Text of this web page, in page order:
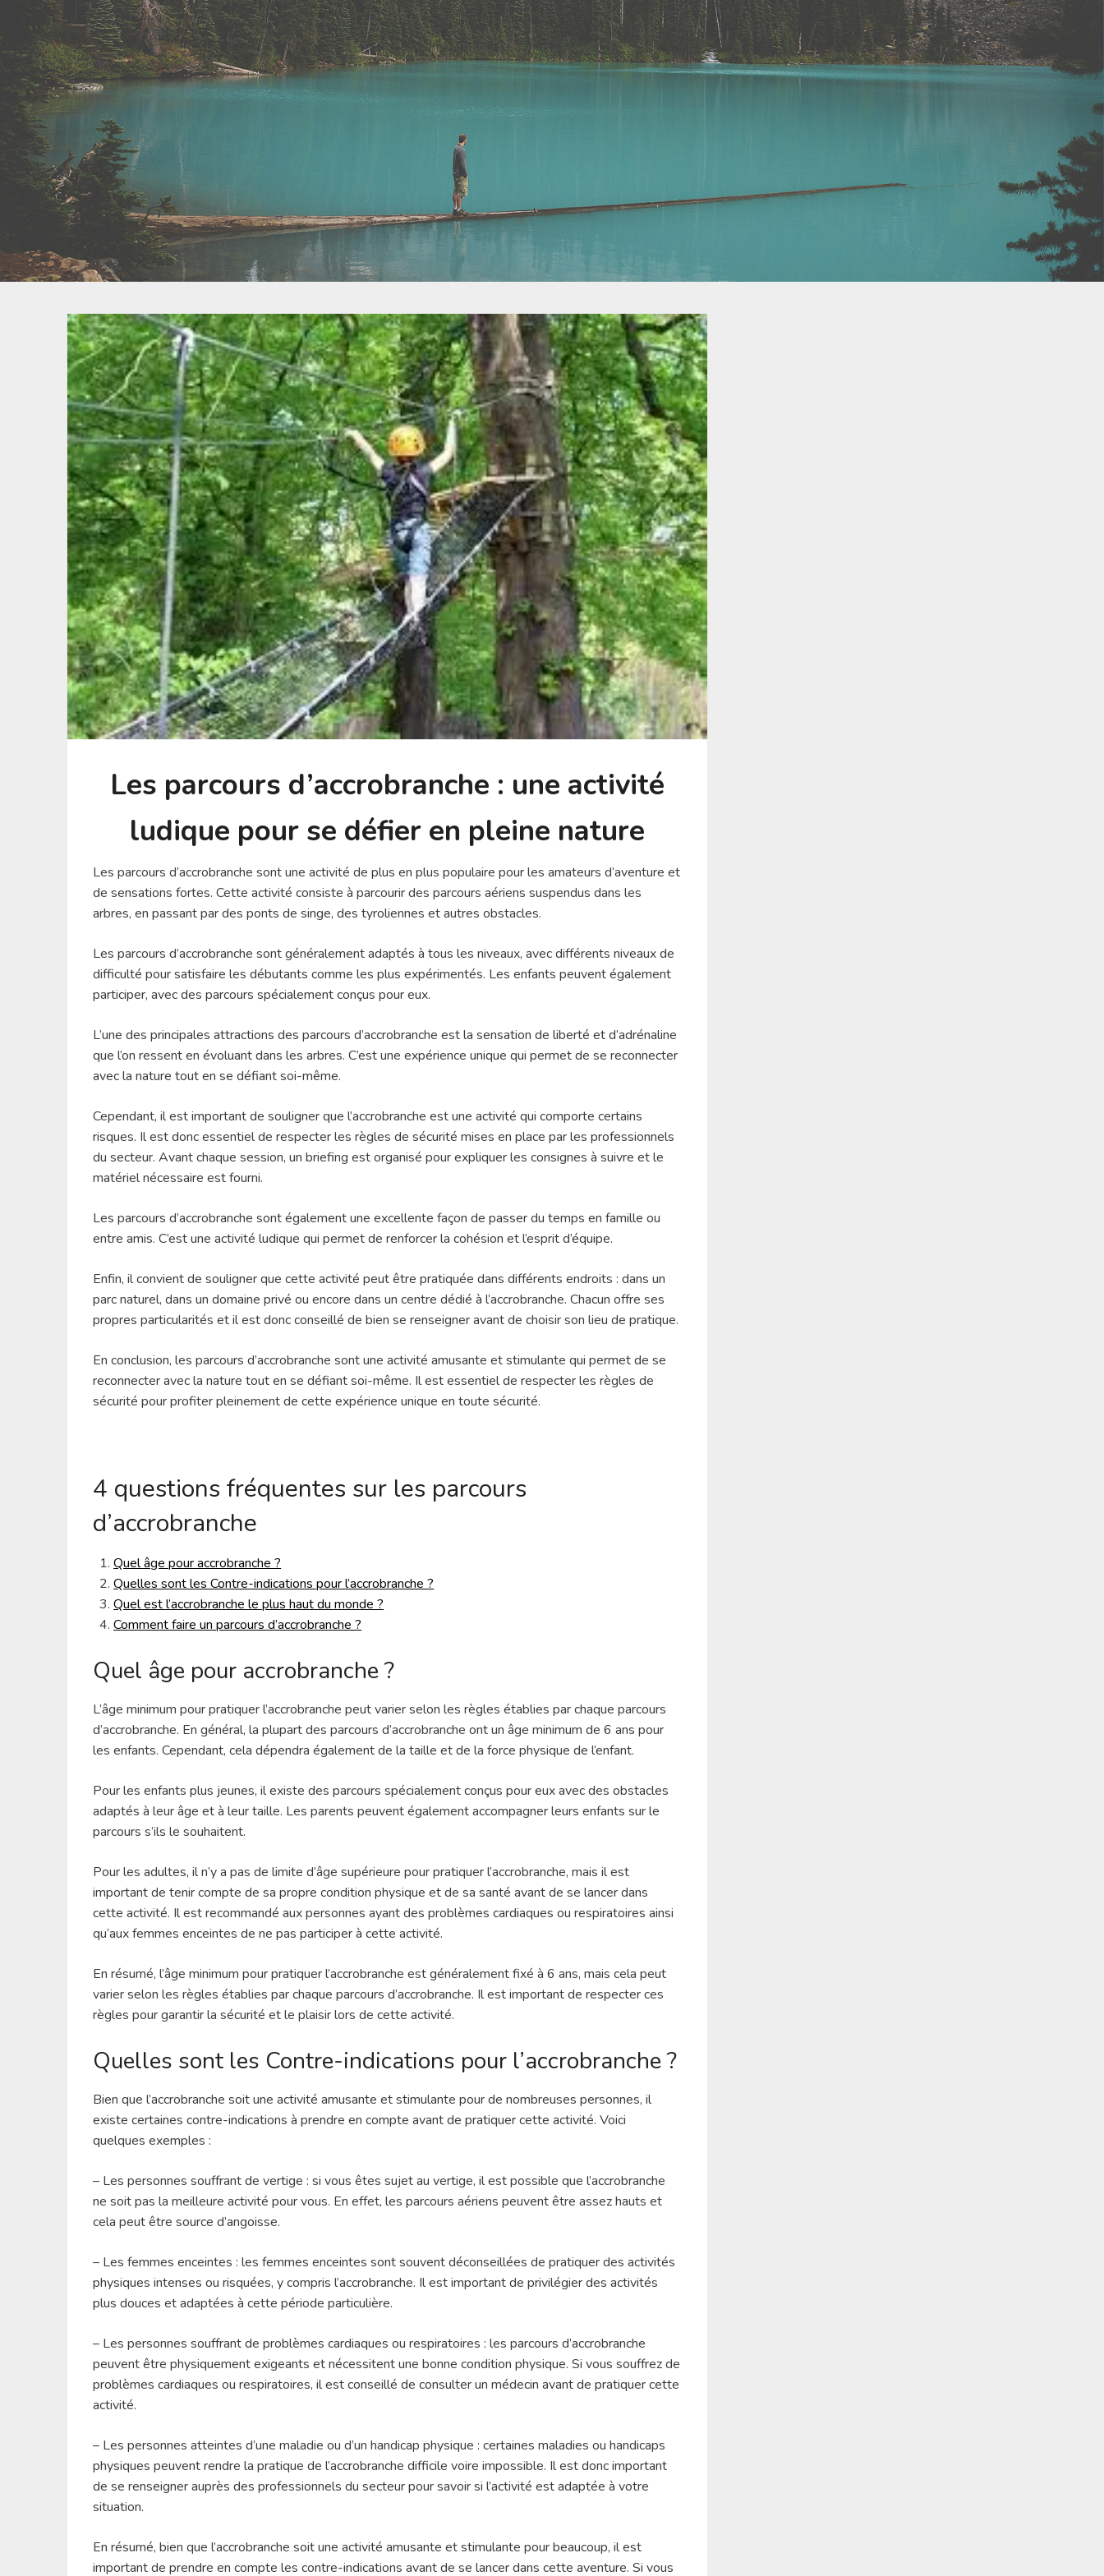
Les parcours d’accrobranche : une activité
ludique pour se défier en pleine nature
Les parcours d’accrobranche sont une activité de plus en plus populaire pour les amateurs d’aventure et
de sensations fortes. Cette activité consiste à parcourir des parcours aériens suspendus dans les
arbres, en passant par des ponts de singe, des tyroliennes et autres obstacles.
Les parcours d’accrobranche sont généralement adaptés à tous les niveaux, avec différents niveaux de
difficulté pour satisfaire les débutants comme les plus expérimentés. Les enfants peuvent également
participer, avec des parcours spécialement conçus pour eux.
L’une des principales attractions des parcours d’accrobranche est la sensation de liberté et d’adrénaline
que l’on ressent en évoluant dans les arbres. C’est une expérience unique qui permet de se reconnecter
avec la nature tout en se défiant soi-même.
Cependant, il est important de souligner que l’accrobranche est une activité qui comporte certains
risques. Il est donc essentiel de respecter les règles de sécurité mises en place par les professionnels
du secteur. Avant chaque session, un briefing est organisé pour expliquer les consignes à suivre et le
matériel nécessaire est fourni.
Les parcours d’accrobranche sont également une excellente façon de passer du temps en famille ou
entre amis. C’est une activité ludique qui permet de renforcer la cohésion et l’esprit d’équipe.
Enfin, il convient de souligner que cette activité peut être pratiquée dans différents endroits : dans un
parc naturel, dans un domaine privé ou encore dans un centre dédié à l’accrobranche. Chacun offre ses
propres particularités et il est donc conseillé de bien se renseigner avant de choisir son lieu de pratique.
En conclusion, les parcours d’accrobranche sont une activité amusante et stimulante qui permet de se
reconnecter avec la nature tout en se défiant soi-même. Il est essentiel de respecter les règles de
sécurité pour profiter pleinement de cette expérience unique en toute sécurité.
4 questions fréquentes sur les parcours
d’accrobranche
Quel âge pour accrobranche ?
Quelles sont les Contre-indications pour l’accrobranche ?
Quel est l’accrobranche le plus haut du monde ?
Comment faire un parcours d’accrobranche ?
Quel âge pour accrobranche ?
L’âge minimum pour pratiquer l’accrobranche peut varier selon les règles établies par chaque parcours
d’accrobranche. En général, la plupart des parcours d’accrobranche ont un âge minimum de 6 ans pour
les enfants. Cependant, cela dépendra également de la taille et de la force physique de l’enfant.
Pour les enfants plus jeunes, il existe des parcours spécialement conçus pour eux avec des obstacles
adaptés à leur âge et à leur taille. Les parents peuvent également accompagner leurs enfants sur le
parcours s’ils le souhaitent.
Pour les adultes, il n’y a pas de limite d’âge supérieure pour pratiquer l’accrobranche, mais il est
important de tenir compte de sa propre condition physique et de sa santé avant de se lancer dans
cette activité. Il est recommandé aux personnes ayant des problèmes cardiaques ou respiratoires ainsi
qu’aux femmes enceintes de ne pas participer à cette activité.
En résumé, l’âge minimum pour pratiquer l’accrobranche est généralement fixé à 6 ans, mais cela peut
varier selon les règles établies par chaque parcours d’accrobranche. Il est important de respecter ces
règles pour garantir la sécurité et le plaisir lors de cette activité.
Quelles sont les Contre-indications pour l’accrobranche ?
Bien que l’accrobranche soit une activité amusante et stimulante pour de nombreuses personnes, il
existe certaines contre-indications à prendre en compte avant de pratiquer cette activité. Voici
quelques exemples :
– Les personnes souffrant de vertige : si vous êtes sujet au vertige, il est possible que l’accrobranche
ne soit pas la meilleure activité pour vous. En effet, les parcours aériens peuvent être assez hauts et
cela peut être source d’angoisse.
– Les femmes enceintes : les femmes enceintes sont souvent déconseillées de pratiquer des activités
physiques intenses ou risquées, y compris l’accrobranche. Il est important de privilégier des activités
plus douces et adaptées à cette période particulière.
– Les personnes souffrant de problèmes cardiaques ou respiratoires : les parcours d’accrobranche
peuvent être physiquement exigeants et nécessitent une bonne condition physique. Si vous souffrez de
problèmes cardiaques ou respiratoires, il est conseillé de consulter un médecin avant de pratiquer cette
activité.
– Les personnes atteintes d’une maladie ou d’un handicap physique : certaines maladies ou handicaps
physiques peuvent rendre la pratique de l’accrobranche difficile voire impossible. Il est donc important
de se renseigner auprès des professionnels du secteur pour savoir si l’activité est adaptée à votre
situation.
En résumé, bien que l’accrobranche soit une activité amusante et stimulante pour beaucoup, il est
important de prendre en compte les contre-indications avant de se lancer dans cette aventure. Si vous